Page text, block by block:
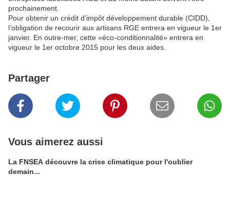
prochainement.
Pour obtenir un crédit d’impôt développement durable (CIDD),
l’obligation de recourir aux artisans RGE entrera en vigueur le 1er
janvier. En outre-mer, cette «éco-conditionnalité» entrera en
vigueur le 1er octobre 2015 pour les deux aides.
Partager
Vous aimerez aussi
La FNSEA découvre la crise climatique pour l'oublier
demain...